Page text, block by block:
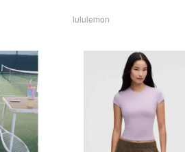
lululemon